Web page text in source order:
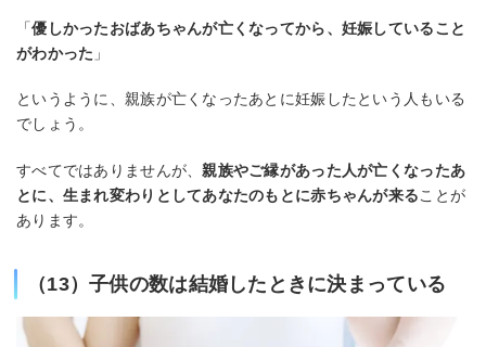
「優しかったおばあちゃんが亡くなってから、妊娠していること
がわかった 」
というように、親族が亡くなったあとに妊娠したという人もいる
でしょう。
すべてではありませんが、親族やご縁があった人が亡くなったあ
とに、生まれ変わりとしてあなたのもとに赤ちゃんが来ることが
あります。
（13）子供の数は結婚したときに決まっている